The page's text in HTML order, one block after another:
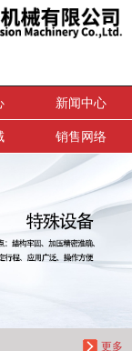
新闻中心
销售网络
更多
搜索